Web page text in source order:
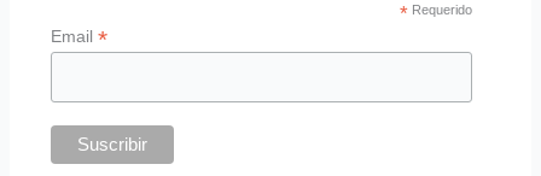
* Requerido
Email*